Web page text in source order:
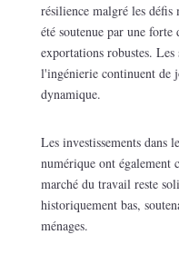
résilience malgré les
été soutenue par une forte
exportations robustes.
l'ingénierie continuent de
dynamique.
Les investissements dans
numérique ont également
marché du travail reste
historiquement bas,
ménages.